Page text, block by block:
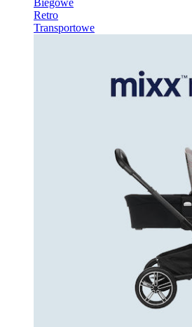
Biegowe
Retro
Transportowe